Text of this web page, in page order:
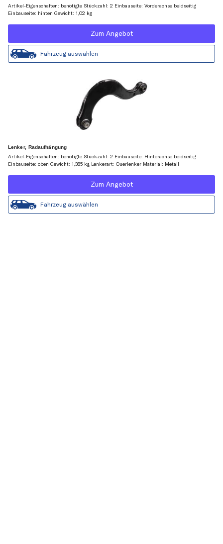
Artikel-Eigenschaften: benötigte Stückzahl: 2 Einbauseite: Vorderachse beidseitig
Einbauseite: hinten Gewicht: 1,02 kg
Zum Angebot
Fahrzeug auswählen
Lenker, Radaufhängung
Artikel-Eigenschaften: benötigte Stückzahl: 2 Einbauseite: Hinterachse beidseitig
Einbauseite: oben Gewicht: 1,385 kg Lenkerart: Querlenker Material: Metall
Zum Angebot
Fahrzeug auswählen